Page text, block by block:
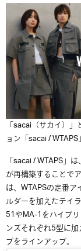
「sacai（サカイ）
ョン「sacai/
「sacai/ WTAPS」
が再構築することで
は、WTAPSの定番ア
ルダーを加えたテイ
51やMA-1をハイブ
ンズそれぞれ5型に
プをラインアップ。